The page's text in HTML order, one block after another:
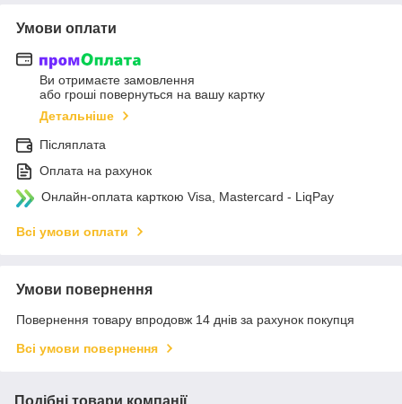
Умови оплати
Ви отримаєте замовлення
або гроші повернуться на вашу картку
Детальніше
Післяплата
Оплата на рахунок
Онлайн-оплата карткою Visa, Mastercard - LiqPay
Всі умови оплати
Умови повернення
Повернення товару впродовж 14 днів за рахунок покупця
Всі умови повернення